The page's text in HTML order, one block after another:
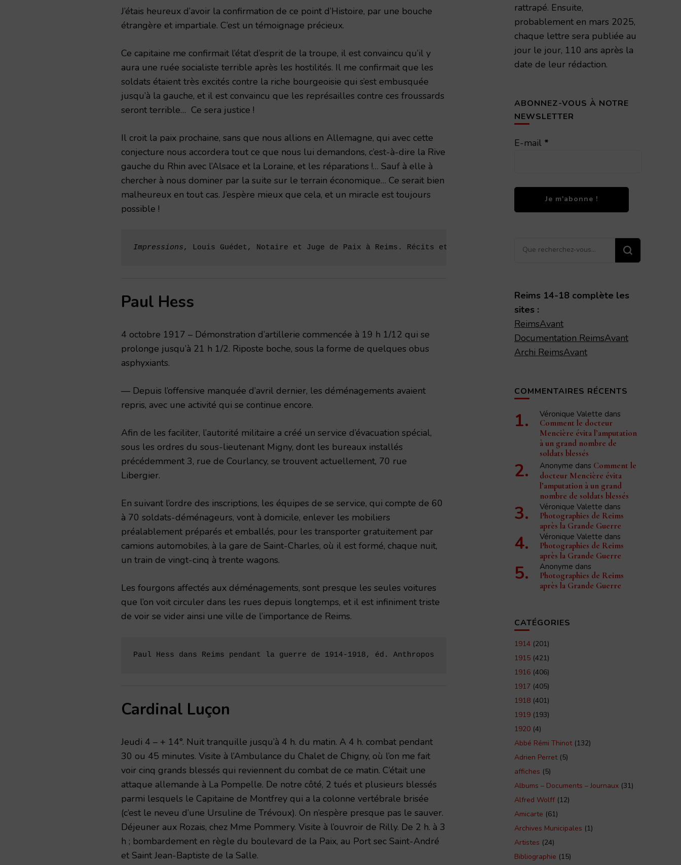
J’étais heureux d’avoir la confirmation de ce point d’Histoire, par une bouche
étrangère et impartiale. C’est un témoignage précieux.
Ce capitaine me confirmait l’état d’esprit de la troupe, il est convaincu qu’il y
aura une ruée socialiste terrible après les hostilités. Il me confirmait que les
soldats étaient très excités contre la riche bourgeoisie qui s’est embusquée
jusqu’à la gauche, et il est convaincu que les représailles contre ces froussards
seront terrible… Ce sera justice !
Il croit la paix prochaine, sans que nous allions en Allemagne, qui avec cette
conjecture nous accordera tout ce que nous lui demandons, c’est-à-dire la Rive
gauche du Rhin avec l’Alsace et la Loraine, et les réparations !… Sauf à elle à
chercher à nous dominer par la suite sur le terrain économique… Ce serait bien
malheureux en tout cas. J’espère mieux que cela, et un miracle est toujours
possible !
Impressions, Louis Guédet, Notaire et Juge de Paix à Reims. Récits et impressions de guerre d'un civil rémois 1914-
Paul Hess
4 octobre 1917 – Démonstration d’artillerie commencée à 19 h 1/12 qui se
prolonge jusqu’à 21 h 1/2. Riposte boche, sous la forme de quel­ques obus
asphyxiants.
— Depuis l’offensive manquée d’avril dernier, les déména­gements avaient
repris, avec une activité qui se continue encore.
Afin de les faciliter, l’autorité militaire a créé un service d’éva­cuation spécial,
sous les ordres du sous-lieutenant Migny, dont les bureaux installés
précédemment 3, rue de Courlancy, se trouvent actuellement, 70 rue
Libergier.
En suivant l’ordre des inscriptions, les équipes de se service, qui compte de 60
à 70 soldats-déménageurs, vont à domicile, en­lever les mobiliers
préalablement préparés et emballés, pour les transporter gratuitement par
camions automobiles, à la gare de Saint-Charles, où il est formé, chaque nuit,
un train de vingt-cinq à trente wagons.
Les fourgons affectés aux déménagements, sont presque les seules voitures
que l’on voit circuler dans les rues depuis long­temps, et il est infiniment triste
de voir se vider ainsi une ville de l’importance de Reims.
Paul Hess dans Reims pendant la guerre de 1914-1918, éd. Anthropos
Cardinal Luçon
Jeudi 4 – + 14°. Nuit tranquille jusqu’à 4 h. du matin. A 4 h. combat pendant
30 ou 45 minutes. Visite à l’Ambulance du Chalet de Chigny, où l’on me fait
voir cinq grands blessés qui reviennent du combat de ce matin. C’était une
attaque allemande à La Pompelle. De notre côté, 2 tués et plu­sieurs blessés
parmi lesquels le Capitaine de Montfrey qui a la colonne vertébrale brisée
(c’est le neveu d’une Ursuline de Trévoux). On n’espère presque pas le sauver.
Déjeuner aux Rozais, chez Mme Pommery. Visite à l’ouvroir de Rilly. De 2 h. à 3
h ; bombardement en règle du boulevard de la Paix, au Port sec Saint-André
et Saint Jean-Baptiste de la Salle.
rattrapé. Ensuite,
probablement en mars 2025,
chaque lettre sera publiée au
jour le jour, 110 ans après la
date de leur rédaction.
ABONNEZ-VOUS À NOTRE
NEWSLETTER
E-mail *
Vous
Reims 14-18 complète les
sites :
ReimsAvant
Documentation ReimsAvant
Archi ReimsAvant
COMMENTAIRES RÉCENTS
Véronique Valette dans
Comment le docteur
Mencière évita l’amputation
à un grand nombre de
soldats blessés
Anonyme dans Comment le
docteur Mencière évita
l’amputation à un grand
nombre de soldats blessés
Véronique Valette dans
Photographies de Reims
après la Grande Guerre
Véronique Valette dans
Photographies de Reims
après la Grande Guerre
Anonyme dans
Photographies de Reims
après la Grande Guerre
CATÉGORIES
1914 (201)
1915 (421)
1916 (406)
1917 (405)
1918 (401)
1919 (193)
1920 (4)
Abbé Rémi Thinot(132)
Adrien Perret(5)
affiches (5)
Albums – Documents – Journaux (31)
Alfred Wolff (12)
Amicarte (61)
Archives Municipales (1)
Artistes (24)
Bibliographie (15)